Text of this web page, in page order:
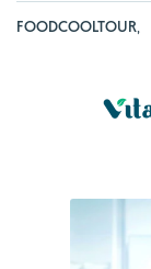
FOODCOOLTOUR,